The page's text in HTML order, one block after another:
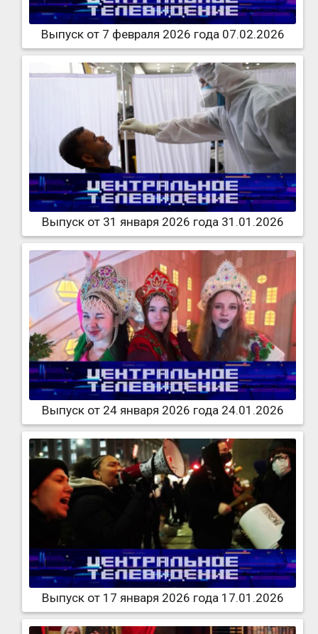
Выпуск от 7 февраля 2026 года 07.02.2026
Выпуск от 31 января 2026 года 31.01.2026
Выпуск от 24 января 2026 года 24.01.2026
Выпуск от 17 января 2026 года 17.01.2026